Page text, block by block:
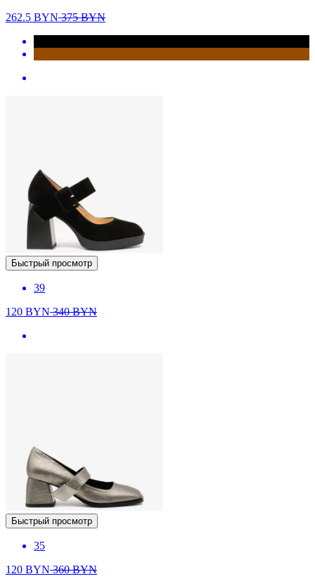
262.5 BYN375BYN
Быстрый просмотр
39
120 BYN340BYN
Быстрый просмотр
35
120 BYN360BYN